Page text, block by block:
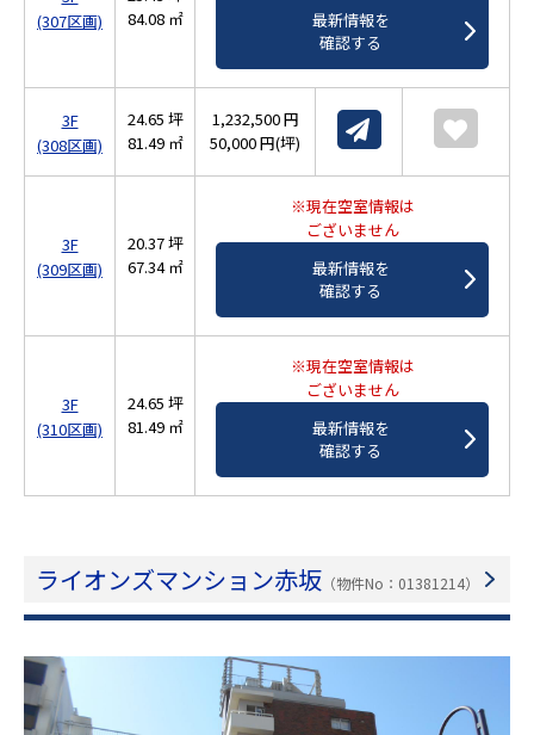
(307区画)
84.08 ㎡
最新情報を
確認する
3F
(308区画)
24.65 坪
81.49 ㎡
1,232,500 円
50,000 円(坪)
3F
(309区画)
20.37 坪
67.34 ㎡
※現在空室情報は
ございません
最新情報を
確認する
3F
(310区画)
24.65 坪
81.49 ㎡
※現在空室情報は
ございません
最新情報を
確認する
ライオンズマンション赤坂 （物件No：01381214）